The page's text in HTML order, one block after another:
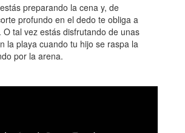
preparando la cena y, de
profundo en el dedo te obliga a
O tal vez estás disfrutando de unas
la playa cuando tu hijo se raspa la
por la arena.